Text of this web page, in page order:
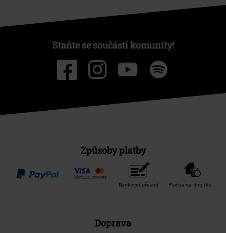
Staňte se součástí komunity!
Způsoby platby
Bankovní převod Platba na dobírku
Doprava